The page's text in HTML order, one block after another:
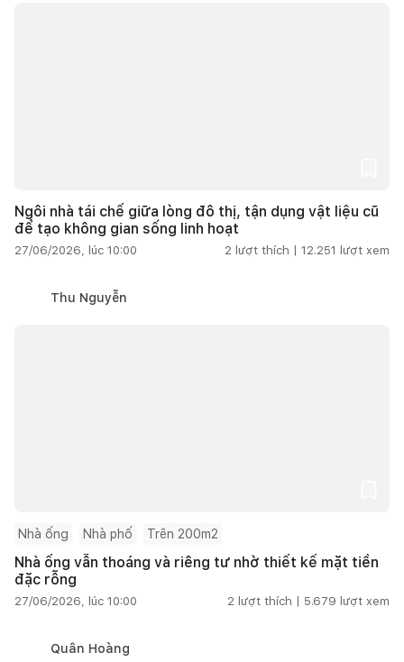
Ngôi nhà tái chế giữa lòng đô thị, tận dụng vật liệu cũ
để tạo không gian sống linh hoạt
27/06/2026, lúc 10:00 2 lượt thích | 12.251 lượt xem
Thu Nguyễn
Nhà ống Nhà phố Trên 200m2
Nhà ống vẫn thoáng và riêng tư nhờ thiết kế mặt tiền
đặc rỗng
27/06/2026, lúc 10:00 2 lượt thích | 5.679 lượt xem
Quân Hoàng